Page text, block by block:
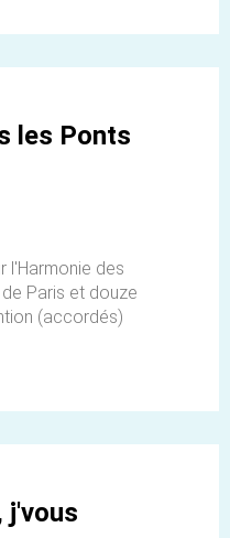
les Ponts
l'Harmonie des
Paris et douze
(accordés)
j'vous